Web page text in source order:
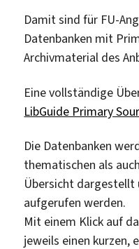
Damit sind für FU-
Datenbanken mit
Archivmaterial des
Eine vollständige
LibGuide Primary
Die Datenbanken
thematischen als
Übersicht dargestellt
aufgerufen werden.
Mit einem Klick auf
jeweils einen